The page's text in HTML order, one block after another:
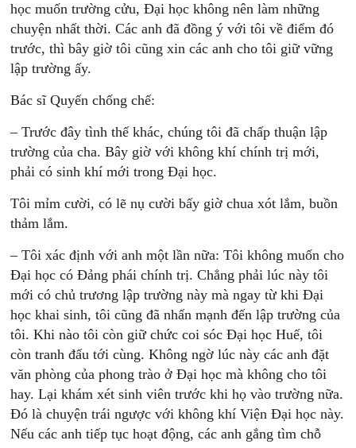
học muốn trường cửu, Đại học không nên làm những
chuyện nhất thời. Các anh đã đồng ý với tôi về điểm đó
trước, thì bây giờ tôi cũng xin các anh cho tôi giữ vững
lập trường ấy.
Bác sĩ Quyến chống chế:
– Trước đây tình thế khác, chúng tôi đã chấp thuận lập
trường của cha. Bây giờ với không khí chính trị mới,
phải có sinh khí mới trong Đại học.
Tôi mỉm cười, có lẽ nụ cười bấy giờ chua xót lắm, buồn
thảm lắm.
– Tôi xác định với anh một lần nữa: Tôi không muốn cho
Đại học có Đảng phái chính trị. Chẳng phải lúc này tôi
mới có chủ trương lập trường này mà ngay từ khi Đại
học khai sinh, tôi cũng đã nhấn mạnh đến lập trường của
tôi. Khi nào tôi còn giữ chức coi sóc Đại học Huế, tôi
còn tranh đấu tới cùng. Không ngờ lúc này các anh đặt
văn phòng của phong trào ở Đại học mà không cho tôi
hay. Lại khám xét sinh viên trước khi họ vào trường nữa.
Đó là chuyện trái ngược với không khí Viện Đại học này.
Nếu các anh tiếp tục hoạt động, các anh gắng tìm chỗ